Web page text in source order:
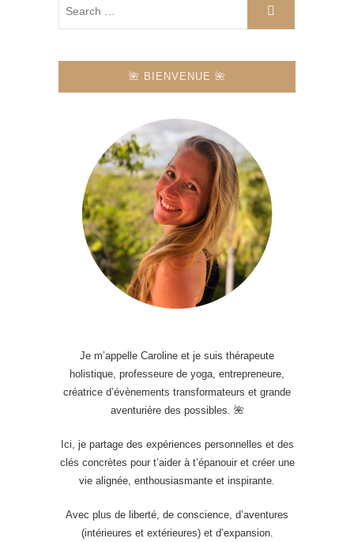
🌺 BIENVENUE 🌺
Je m’appelle Caroline et je suis thérapeute
holistique, professeure de yoga, entrepreneure,
créatrice d’évènements transformateurs et grande
aventurière des possibles. 🌺
Ici, je partage des expériences personnelles et des
clés concrètes pour t’aider à t’épanouir et créer une
vie alignée, enthousiasmante et inspirante.
Avec plus de liberté, de conscience, d’aventures
(intérieures et extérieures) et d’expansion.